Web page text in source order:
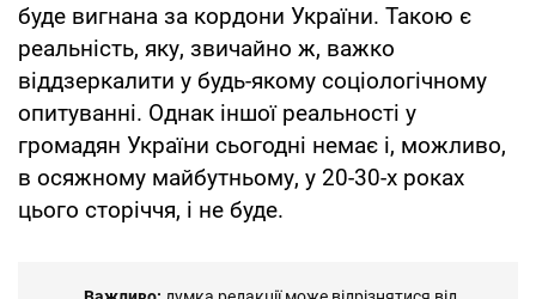
буде вигнана за кордони України. Такою є
реальність, яку, звичайно ж, важко
віддзеркалити у будь-якому соціологічному
опитуванні. Однак іншої реальності у
громадян України сьогодні немає і, можливо,
в осяжному майбутньому, у 20-30-х роках
цього сторіччя, і не буде.